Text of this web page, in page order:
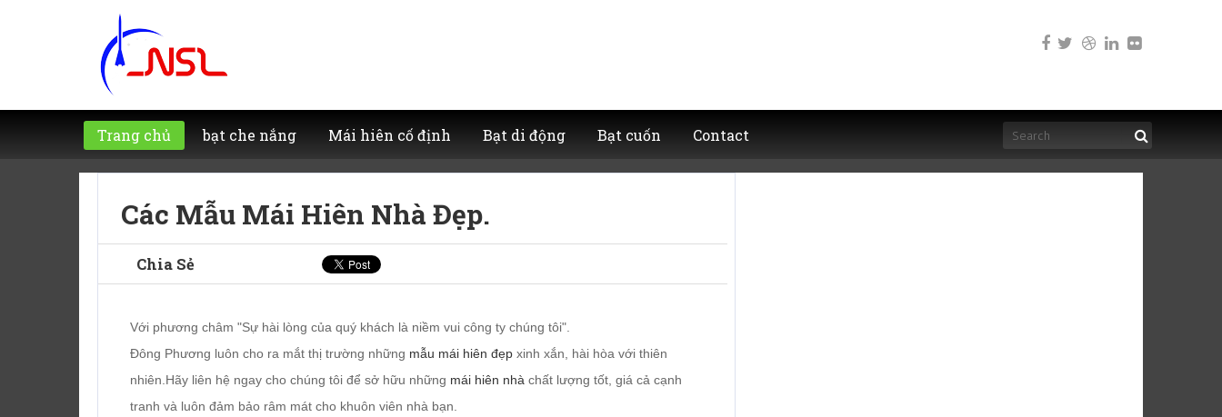
Trang chủ bạt che nắng Mái hiên cố định Bạt di động Bạt cuốn Contact
Các Mẫu Mái Hiên Nhà Đẹp.
Chia Sẻ
Với phương châm "Sự hài lòng của quý khách là niềm vui công ty chúng tôi".
Đông Phương luôn cho ra mắt thị trường những mẫu mái hiên đẹp xinh xắn, hài hòa với thiên
nhiên.Hãy liên hệ ngay cho chúng tôi để sở hữu những mái hiên nhà chất lượng tốt, giá cả cạnh
tranh và luôn đảm bảo râm mát cho khuôn viên nhà bạn.